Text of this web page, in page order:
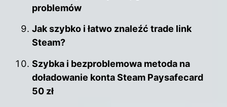
problemów
Jak szybko i łatwo znaleźć trade link
Steam?
Szybka i bezproblemowa metoda na
doładowanie konta Steam Paysafecard
50 zł